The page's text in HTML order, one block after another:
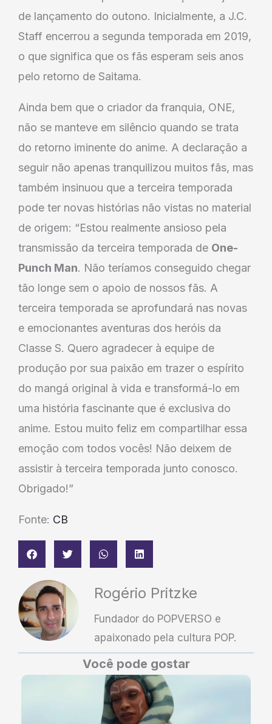
de lançamento do outono. Inicialmente, a J.C.
Staff encerrou a segunda temporada em 2019,
o que significa que os fãs esperam seis anos
pelo retorno de Saitama.
Ainda bem que o criador da franquia, ONE,
não se manteve em silêncio quando se trata
do retorno iminente do anime. A declaração a
seguir não apenas tranquilizou muitos fãs, mas
também insinuou que a terceira temporada
pode ter novas histórias não vistas no material
de origem: “Estou realmente ansioso pela
transmissão da terceira temporada de One-
Punch Man. Não teríamos conseguido chegar
tão longe sem o apoio de nossos fãs. A
terceira temporada se aprofundará nas novas
e emocionantes aventuras dos heróis da
Classe S. Quero agradecer à equipe de
produção por sua paixão em trazer o espírito
do mangá original à vida e transformá-lo em
uma história fascinante que é exclusiva do
anime. Estou muito feliz em compartilhar essa
emoção com todos vocês! Não deixem de
assistir à terceira temporada junto conosco.
Obrigado!”
Fonte: CB
Rogério Pritzke
Fundador do POPVERSO e
apaixonado pela cultura POP.
Você pode gostar